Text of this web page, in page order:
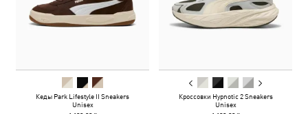
Кеды Park Lifestyle II Sneakers
Unisex
Кроссовки Hypnotic 2 Sneakers
Unisex